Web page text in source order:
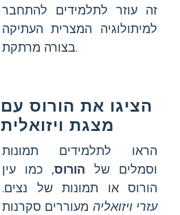
זה עוזר לתלמידים להתחבר
למיתולוגיה המצרית העתיקה
בצורה מרתקת.
הציגו את הורוס עם
מצגת ויזואלית
הראו לתלמידים תמונות
וסמלים של הורוס, כמו עין
הורוס או תמונות של נצים.
עזרי ויזואליה מעוררים סקרנות